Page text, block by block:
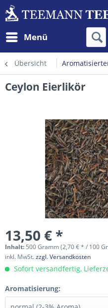
Menü
Übersicht
Ceylon Eierlikör
13,50 € *
Inhalt: 500 Gramm (2,70 € * / 100
inkl. MwSt.zzgl. Versandkosten
Sofort versandfertig,
Aromatisierung: